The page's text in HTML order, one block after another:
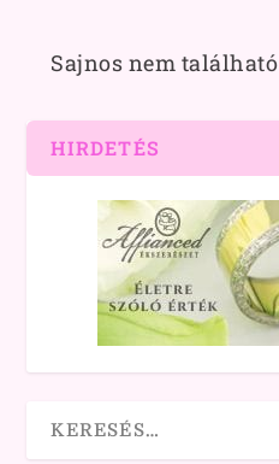
Sajnos nem
HIRDETÉS